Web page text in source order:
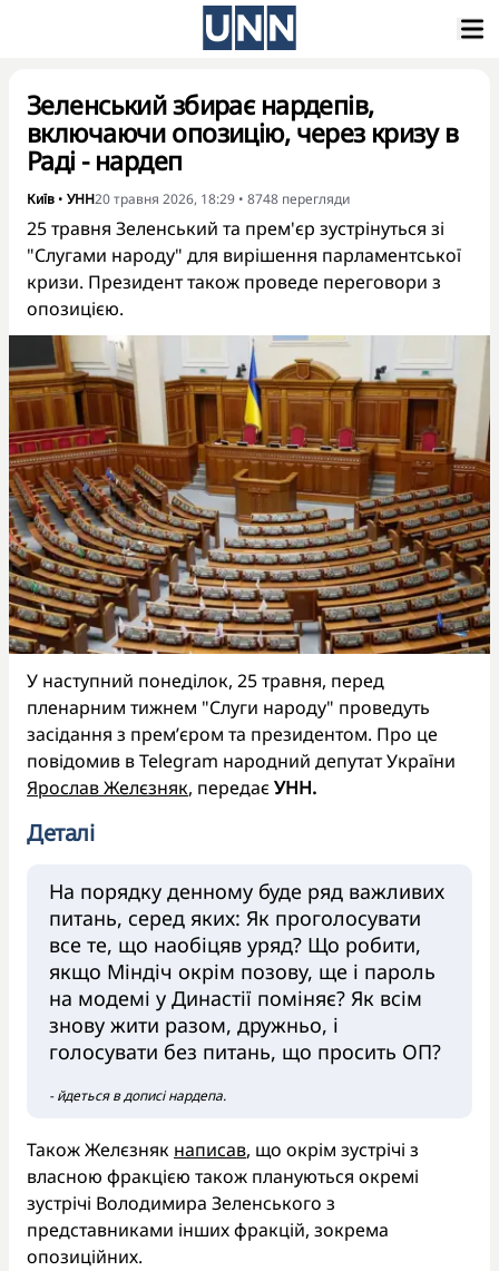
Зеленський збирає нардепів,
включаючи опозицію, через кризу в
Раді - нардеп
Київ • УНН20 травня 2026, 18:29 • 8748 перегляди
25 травня Зеленський та прем'єр зустрінуться зі
"Слугами народу" для вирішення парламентської
кризи. Президент також проведе переговори з
опозицією.
У наступний понеділок, 25 травня, перед
пленарним тижнем "Слуги народу" проведуть
засідання з премʼєром та президентом. Про це
повідомив в Telegram народний депутат України
Ярослав Желєзняк, передає УНН.
Деталі
На порядку денному буде ряд важливих
питань, серед яких: Як проголосувати
все те, що наобіцяв уряд? Що робити,
якщо Міндіч окрім позову, ще і пароль
на модемі у Династії поміняє? Як всім
знову жити разом, дружньо, і
голосувати без питань, що просить ОП?
- йдеться в дописі нардепа.
Також Желєзняк написав, що окрім зустрічі з
власною фракцією також плануються окремі
зустрічі Володимира Зеленського з
представниками інших фракцій, зокрема
опозиційних.